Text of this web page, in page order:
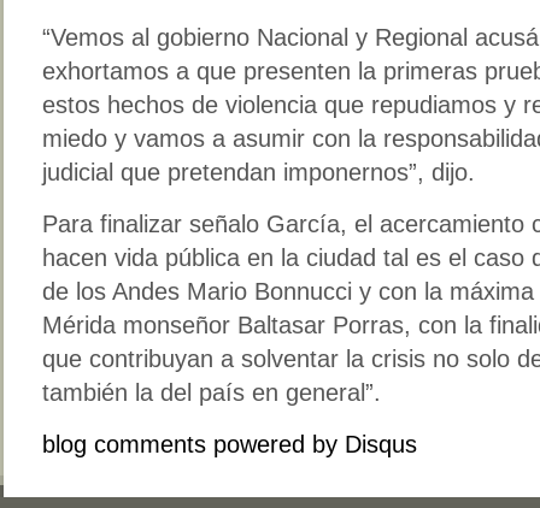
“Vemos al gobierno Nacional y Regional
exhortamos a que presenten la primeras
estos hechos de violencia que repudiamos y
miedo y vamos a asumir con la
judicial que pretendan imponernos”, dijo.
Para finalizar señalo García, el acercamiento
hacen vida pública en la ciudad tal es el caso
de los Andes Mario Bonnucci y con la
Mérida monseñor Baltasar Porras, con la
que contribuyan a solventar la crisis no solo
también la del país en general”.
blog comments powered by Disqus